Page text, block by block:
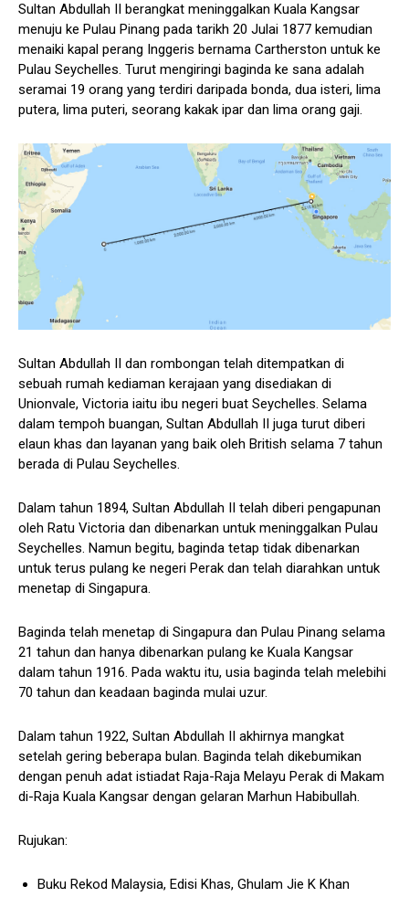
Sultan Abdullah II berangkat meninggalkan Kuala Kangsar
menuju ke Pulau Pinang pada tarikh 20 Julai 1877 kemudian
menaiki kapal perang Inggeris bernama Cartherston untuk ke
Pulau Seychelles. Turut mengiringi baginda ke sana adalah
seramai 19 orang yang terdiri daripada bonda, dua isteri, lima
putera, lima puteri, seorang kakak ipar dan lima orang gaji.
Sultan Abdullah II dan rombongan telah ditempatkan di
sebuah rumah kediaman kerajaan yang disediakan di
Unionvale, Victoria iaitu ibu negeri buat Seychelles. Selama
dalam tempoh buangan, Sultan Abdullah II juga turut diberi
elaun khas dan layanan yang baik oleh British selama 7 tahun
berada di Pulau Seychelles.
Dalam tahun 1894, Sultan Abdullah II telah diberi pengapunan
oleh Ratu Victoria dan dibenarkan untuk meninggalkan Pulau
Seychelles. Namun begitu, baginda tetap tidak dibenarkan
untuk terus pulang ke negeri Perak dan telah diarahkan untuk
menetap di Singapura.
Baginda telah menetap di Singapura dan Pulau Pinang selama
21 tahun dan hanya dibenarkan pulang ke Kuala Kangsar
dalam tahun 1916. Pada waktu itu, usia baginda telah melebihi
70 tahun dan keadaan baginda mulai uzur.
Dalam tahun 1922, Sultan Abdullah II akhirnya mangkat
setelah gering beberapa bulan. Baginda telah dikebumikan
dengan penuh adat istiadat Raja-Raja Melayu Perak di Makam
di-Raja Kuala Kangsar dengan gelaran Marhun Habibullah.
Rujukan:
Buku Rekod Malaysia, Edisi Khas, Ghulam Jie K Khan